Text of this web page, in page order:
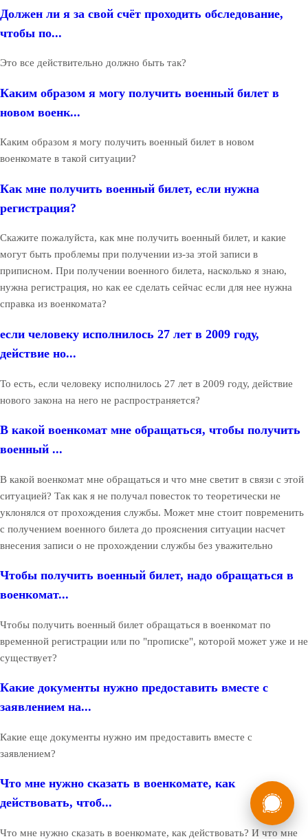
Должен ли я за свой счёт проходить обследование,
чтобы по...
Это все действительно должно быть так?
Каким образом я могу получить военный билет в
новом военк...
Каким образом я могу получить военный билет в новом
военкомате в такой ситуации?
Как мне получить военный билет, если нужна
регистрация?
Скажите пожалуйста, как мне получить военный билет, и какие
могут быть проблемы при получении из-за этой записи в
приписном. При получении военного билета, насколько я знаю,
нужна регистрация, но как ее сделать сейчас если для нее нужна
справка из военкомата?
если человеку исполнилось 27 лет в 2009 году,
действие но...
То есть, если человеку исполнилось 27 лет в 2009 году, действие
нового закона на него не распространяется?
В какой военкомат мне обращаться, чтобы получить
военный ...
В какой военкомат мне обращаться и что мне светит в связи с этой
ситуацией? Так как я не получал повесток то теоретически не
уклонялся от прохождения службы. Может мне стоит повременить
с получением военного билета до прояснения ситуации насчет
внесения записи о не прохождении службы без уважительно
Чтобы получить военный билет, надо обращаться в
военкомат...
Чтобы получить военный билет обращаться в военкомат по
временной регистрации или по "прописке", которой может уже и не
существует?
Какие документы нужно предоставить вместе с
заявлением на...
Какие еще документы нужно им предоставить вместе с
заявлением?
Что мне нужно сказать в военкомате, как
действовать, чтоб...
Что мне нужно сказать в военкомате, как действовать? И что мне
Мы в России
Бесплатная